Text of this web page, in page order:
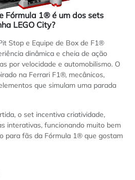
Fórmula 1® é um dos sets
LEGO City?
Stop e Equipe de Box de F1®
dinâmica e cheia de ação
por velocidade e automobilismo. O
na Ferrari F1®, mecânicos,
que simulam uma parada
o set incentiva criatividade,
interativas, funcionando muito bem
para fãs da Fórmula 1® que gostam